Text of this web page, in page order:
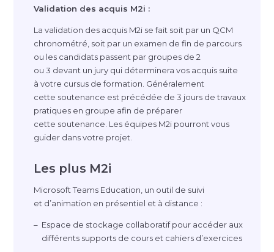
Validation des acquis M2i :
La validation des acquis M2i se fait soit par un QCM
chronométré, soit par un examen de fin de parcours
ou les candidats passent par groupes de 2
ou 3 devant un jury qui déterminera vos acquis suite
à votre cursus de formation. Généralement
cette soutenance est précédée de 3 jours de travaux
pratiques en groupe afin de préparer
cette soutenance. Les équipes M2i pourront vous
guider dans votre projet.
Les plus M2i
Microsoft Teams Education, un outil de suivi
et d’animation en présentiel et à distance :
Espace de stockage collaboratif pour accéder aux
différents supports de cours et cahiers d’exercices